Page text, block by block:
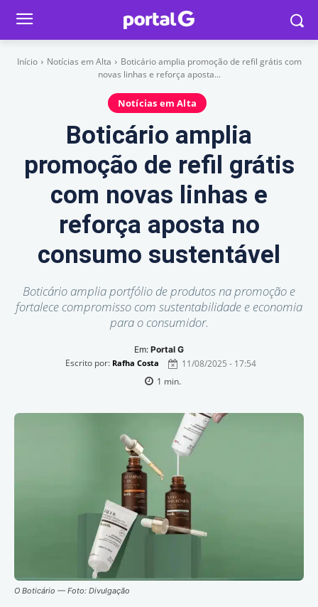
Início Notícias em Alta
Boticário amplia promoção de refil grátis com
novas linhas e reforça aposta...
Notícias em Alta
Boticário amplia
promoção de refil grátis
com novas linhas e
reforça aposta no
consumo sustentável
Boticário amplia portfólio de produtos na promoção e
fortalece compromisso com sustentabilidade e economia
para o consumidor.
Em: Portal G
Escrito por: Rafha Costa
11/08/2025 - 17:54
1 min.
O Boticário — Foto: Divulgação